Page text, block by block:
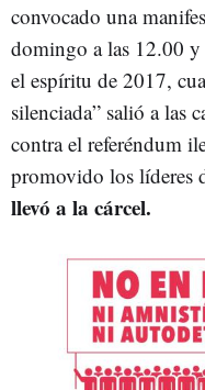
convocado una
domingo a las 12.00 y
el espíritu de 2017,
silenciada” salió a las
contra el referéndum
promovido los líderes
llevó a la cárcel.